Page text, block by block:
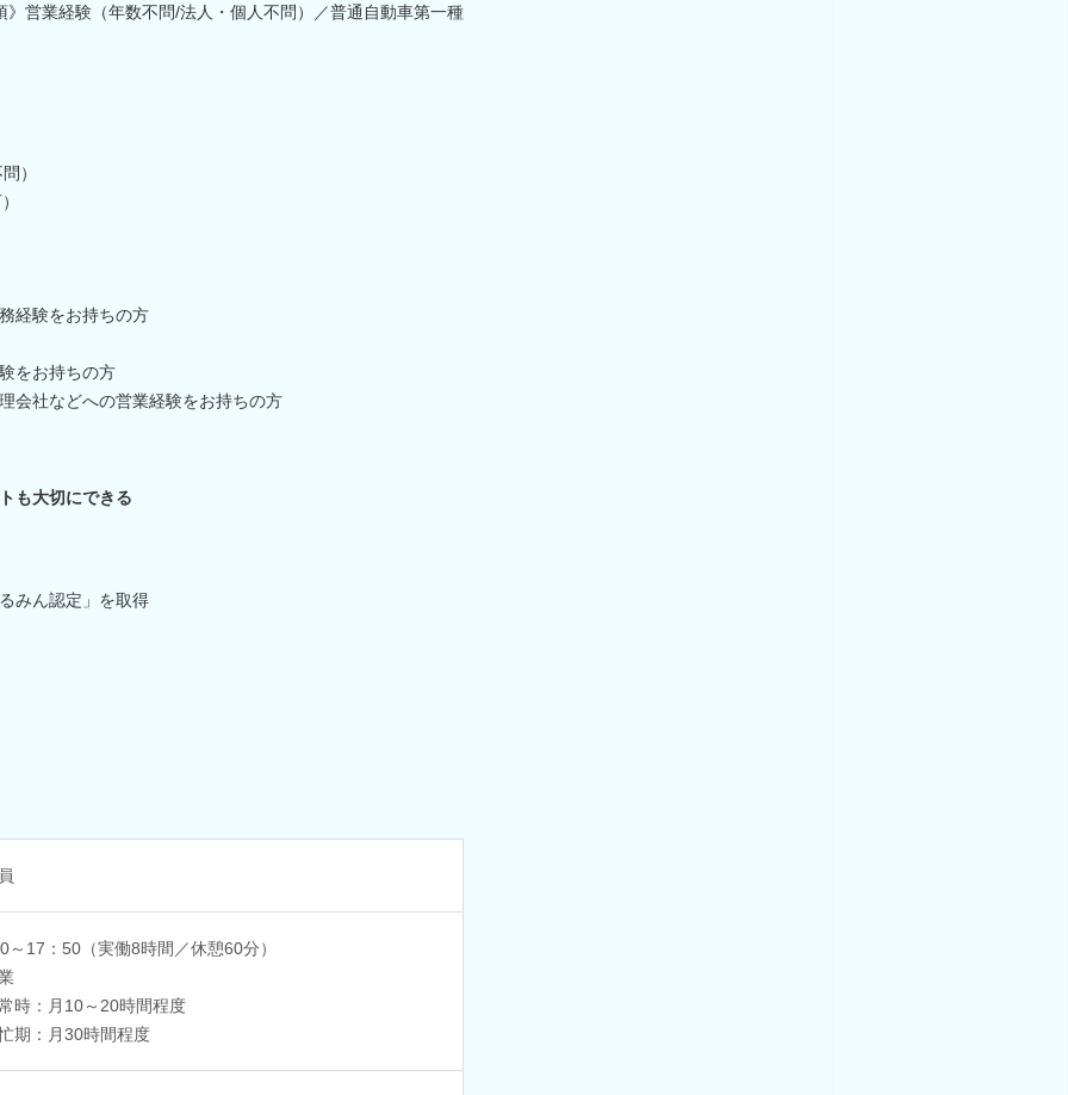
営業経験（年数不問/法人・個人不問）／普通自動車第一種
）
経験をお持ちの方
をお持ちの方
会社などへの営業経験をお持ちの方
も大切にできる
みん認定」を取得
～17：50（実働8時間／休憩60分）
時：月10～20時間程度
期：月30時間程度